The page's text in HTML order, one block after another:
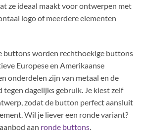
ze ideaal maakt voor ontwerpen met
logo of meerdere elementen
buttons worden rechthoekige buttons
Europese en Amerikaanse
onderdelen zijn van metaal en de
dagelijks gebruik. Je kiest zelf
zodat de button perfect aansluit
Wil je liever een ronde variant?
aan ronde buttons